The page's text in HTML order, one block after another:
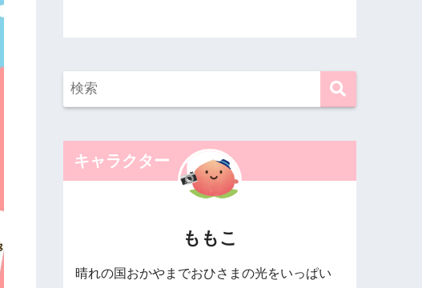
キャラクター
ももこ
晴れの国おかやまでおひさまの光をいっぱい